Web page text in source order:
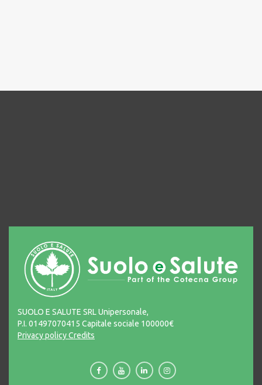
SUOLO E SALUTE SRL Unipersonale,
P.I. 01497070415 Capitale sociale 100000€
Privacy policyCredits